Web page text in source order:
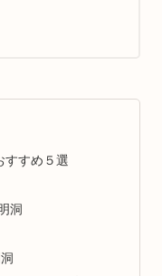
すすめ５選
洞